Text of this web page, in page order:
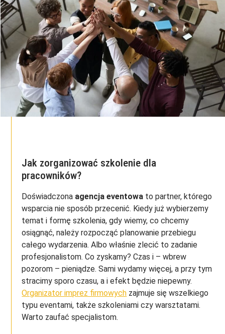
Jak zorganizować szkolenie dla
pracowników?
Doświadczona agencja eventowa to partner, którego
wsparcia nie sposób przecenić. Kiedy już wybierzemy
temat i formę szkolenia, gdy wiemy, co chcemy
osiągnąć, należy rozpocząć planowanie przebiegu
całego wydarzenia. Albo właśnie zlecić to zadanie
profesjonalistom. Co zyskamy? Czas i – wbrew
pozorom – pieniądze. Sami wydamy więcej, a przy tym
stracimy sporo czasu, a i efekt będzie niepewny.
Organizator imprez firmowych zajmuje się wszelkiego
typu eventami, także szkoleniami czy warsztatami.
Warto zaufać specjalistom.